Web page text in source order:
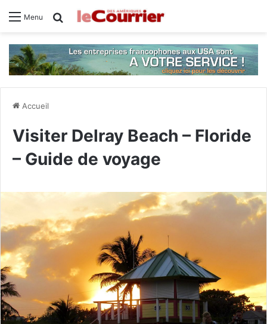
Menu Rechercher
Accueil
Visiter Delray Beach – Floride
– Guide de voyage